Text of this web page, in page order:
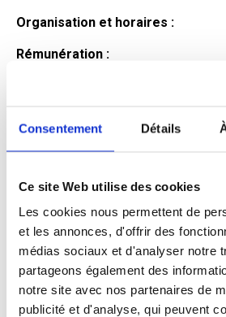
Consentement Détails
Ce site Web utilise des cookies
Les cookies nous permettent de
et les annonces, d'offrir des
médias sociaux et d'analyser notre
partageons également des
notre site avec nos partenaires de
publicité et d'analyse, qui peuvent
Organisation et horaires :
Rémunération :
Profil du
candidat
Qualifications et diplômes :
Profil recherché :